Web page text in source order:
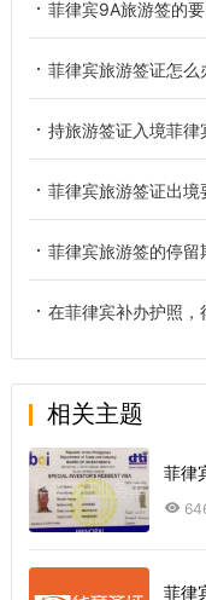
菲律宾9A旅游签的
菲律宾旅游签证怎么
持旅游签证入境菲
菲律宾旅游签证出境
菲律宾旅游签的停
在菲律宾补办护照，
相关主题
菲律
菲律